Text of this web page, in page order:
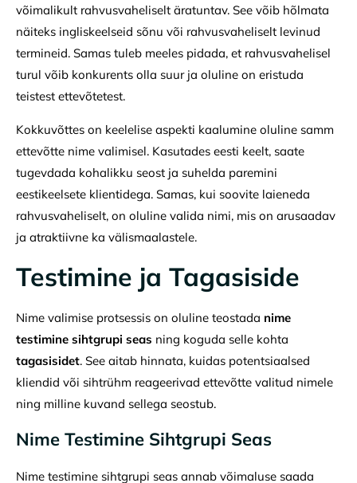
võimalikult rahvusvaheliselt äratuntav. See võib hõlmata
näiteks ingliskeelseid sõnu või rahvusvaheliselt levinud
termineid. Samas tuleb meeles pidada, et rahvusvahelisel
turul võib konkurents olla suur ja oluline on eristuda
teistest ettevõtetest.
Kokkuvõttes on keelelise aspekti kaalumine oluline samm
ettevõtte nime valimisel. Kasutades eesti keelt, saate
tugevdada kohalikku seost ja suhelda paremini
eestikeelsete klientidega. Samas, kui soovite laieneda
rahvusvaheliselt, on oluline valida nimi, mis on arusaadav
ja atraktiivne ka välismaalastele.
Testimine ja Tagasiside
Nime valimise protsessis on oluline teostada nime
testimine sihtgrupi seas ning koguda selle kohta
tagasisidet. See aitab hinnata, kuidas potentsiaalsed
kliendid või sihtrühm reageerivad ettevõtte valitud nimele
ning milline kuvand sellega seostub.
Nime Testimine Sihtgrupi Seas
Nime testimine sihtgrupi seas annab võimaluse saada